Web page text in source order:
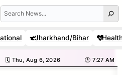
Search
Jharkhand/Bihar
🗓️ Thu, Aug 6, 2026 🕒 7:27 AM